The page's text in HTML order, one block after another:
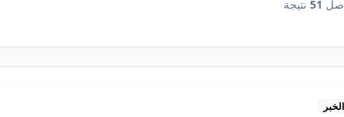
51 نتيجة
الخبر